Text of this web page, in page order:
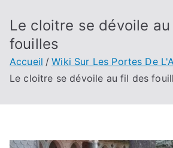
Le cloitre se dévoile
fouilles
Accueil
Wiki Sur Les Portes De
Le cloitre se dévoile au fil des